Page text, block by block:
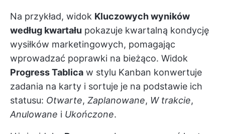
Na przykład, widok Kluczowych wyników
według kwartału pokazuje kwartalną kondycję
wysiłków marketingowych, pomagając
wprowadzać poprawki na bieżąco. Widok
Progress Tablica w stylu Kanban konwertuje
zadania na karty i sortuje je na podstawie ich
statusu: Otwarte, Zaplanowane, W trakcie,
Anulowane i Ukończone.